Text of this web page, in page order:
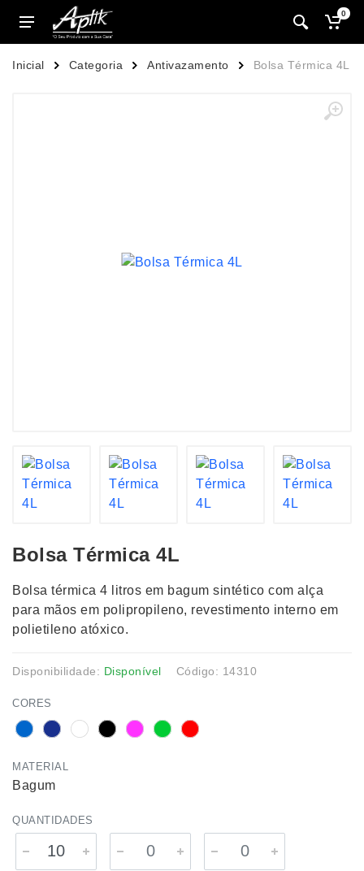
0
Inicial Categoria Antivazamento Bolsa Térmica 4L
Bolsa Térmica 4L
Bolsa térmica 4 litros em bagum sintético com alça
para mãos em polipropileno, revestimento interno em
polietileno atóxico.
Disponibilidade: Disponível Código: 14310
CORES
MATERIAL
Bagum
QUANTIDADES